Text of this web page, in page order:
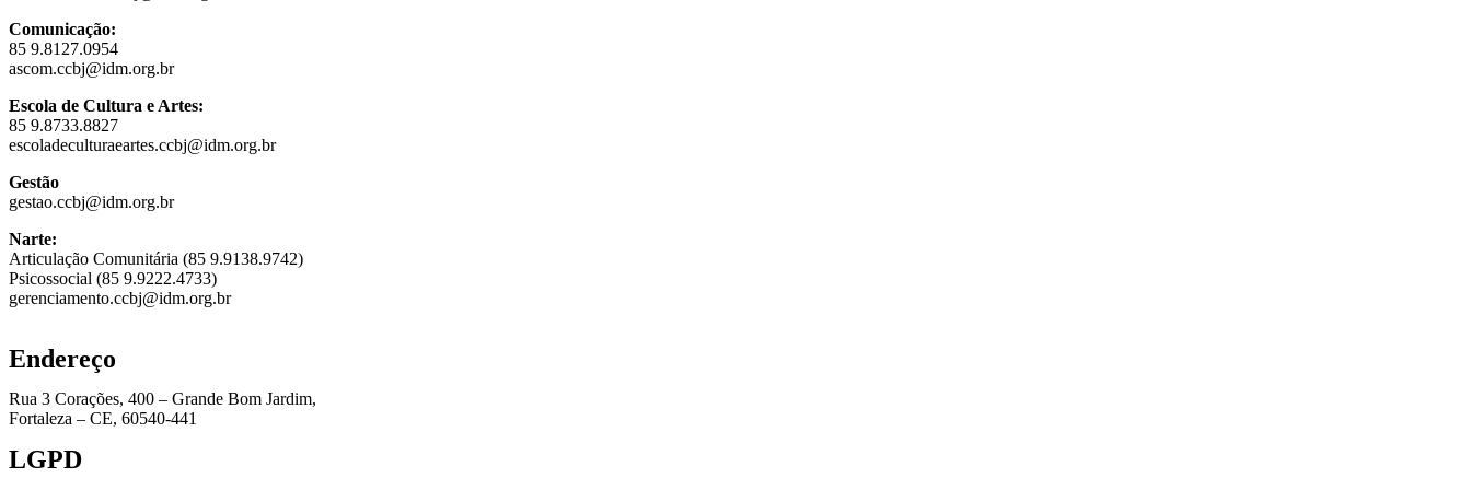
Comunicação:
85 9.8127.0954
ascom.ccbj@idm.org.br
Escola de Cultura e Artes:
85 9.8733.8827
escoladeculturaeartes.ccbj@idm.org.br
Gestão
gestao.ccbj@idm.org.br
Narte:
Articulação Comunitária (85 9.9138.9742)
Psicossocial (85 9.9222.4733)
gerenciamento.ccbj@idm.org.br
Endereço
Rua 3 Corações, 400 – Grande Bom Jardim,
Fortaleza – CE, 60540-441
LGPD